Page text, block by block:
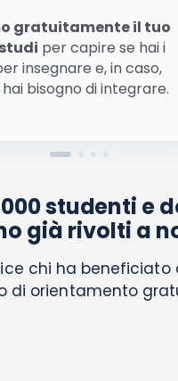
gratuitamente il tuo
per capire se hai i
insegnare e, in caso,
bisogno di integrare.
studenti e
già rivolti a
chi ha beneficiato
di orientamento